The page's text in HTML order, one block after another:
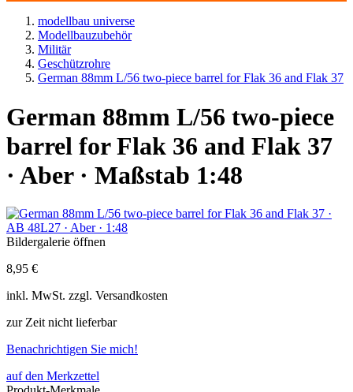
modellbau universe
Modellbauzubehör
Militär
Geschützrohre
German 88mm L/56 two-piece barrel for Flak 36 and Flak 37
German 88mm L/56 two-piece
barrel for Flak 36 and Flak 37
· Aber · Maßstab 1:48
Bildergalerie öffnen
8,95 €
inkl. MwSt. zzgl. Versandkosten
zur Zeit nicht lieferbar
Benachrichtigen Sie mich!
auf den Merkzettel